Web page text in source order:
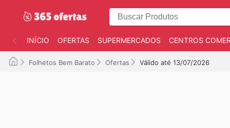
INÍCIO OFERTAS SUPERMERCADOS CENTROS
Folhetos Bem Barato Ofertas Válido até 13/07/2026